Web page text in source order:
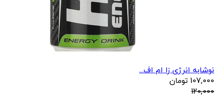
نوشابه انرژی زا ام اف...
107,000 تومان
120,000